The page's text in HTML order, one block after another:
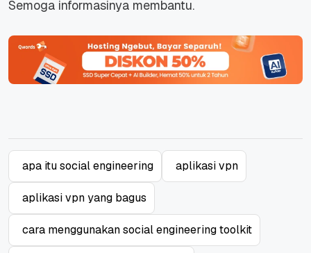
Semoga informasinya membantu.
apa itu social engineering aplikasi vpn
aplikasi vpn yang bagus
cara menggunakan social engineering toolkit